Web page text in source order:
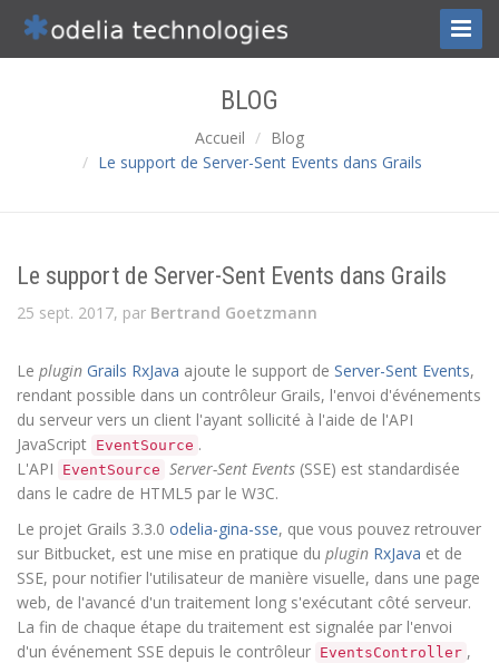
Toggle
BLOG
Accueil
Blog
Le support de Server-Sent Events dans Grails
Le support de Server-Sent Events dans Grails
25 sept. 2017, par Bertrand Goetzmann
Le plugin Grails RxJava ajoute le support de Server-Sent Events,
rendant possible dans un contrôleur Grails, l'envoi d'événements
du serveur vers un client l'ayant sollicité à l'aide de l'API
JavaScript EventSource .
L'API
EventSource Server-Sent Events (SSE) est standardisée
dans le cadre de HTML5 par le W3C.
Le projet Grails 3.3.0 odelia-gina-sse, que vous pouvez retrouver
sur Bitbucket, est une mise en pratique du plugin RxJava et de
SSE, pour notifier l'utilisateur de manière visuelle, dans une page
web, de l'avancé d'un traitement long s'exécutant côté serveur.
La fin de chaque étape du traitement est signalée par l'envoi
d'un événement SSE depuis le contrôleur EventsController ,